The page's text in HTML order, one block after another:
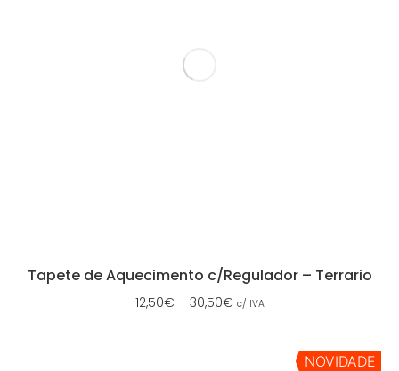
Tapete de Aquecimento c/Regulador – Terrario
12,50€ – 30,50€ c/ IVA
NOVIDADE